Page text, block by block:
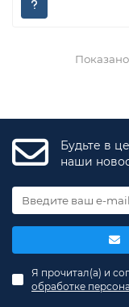
Показано
Будьте в
наши
Я прочитал(а) и
обработке